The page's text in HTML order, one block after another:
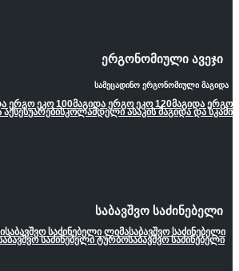
ერგონომიული ავეჯი
სამეცადინო ერგონომიული მაგიდა
ერგო ეკო 100მაგიდა ერგო ეკო 120მაგიდა ერგო
სკოლამდელი ასაკის მაგიდა და სკამი
საბავშვო საძინებელი
საბავშვო საძინებელი ლიმასაბავშვო საძინებელი
საძინებელი ტურბოსაბავშვო საძინებელი